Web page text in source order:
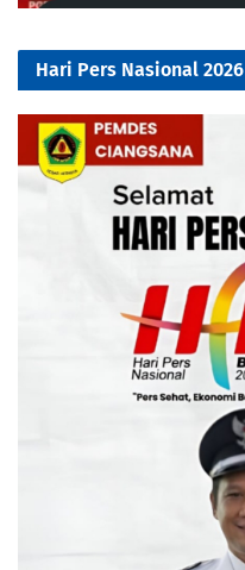
Hari Pers Nasional 2026